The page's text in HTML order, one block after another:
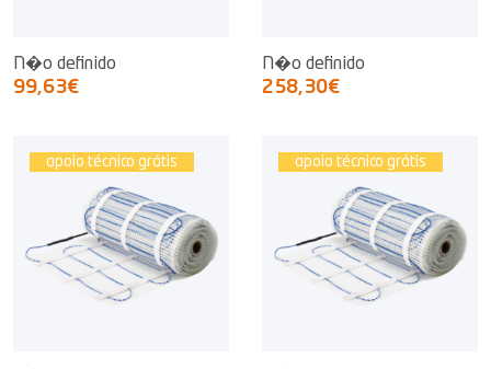
N�o definido
99,63€
N�o definido
258,30€
apoio técnico grátis apoio técnico grátis